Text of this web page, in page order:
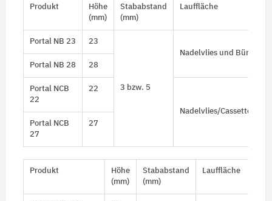
Produkt
Höhe
(mm)
Stababstand
(mm)
Lauffläche
Portal NB 23 23
3 bzw. 5
Nadelvlies und Bürste
Portal NB 28
28
Portal NCB
22
22
Nadelvlies/
Portal NCB
27
27
Produkt
Höhe
(mm)
Stababstand
(mm)
Lauffläche